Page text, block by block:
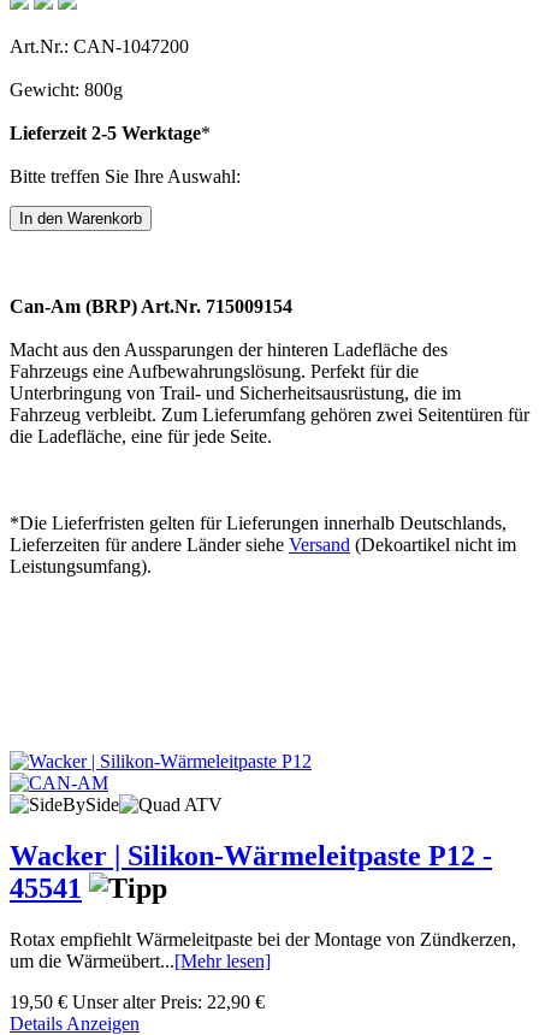
Art.Nr.: CAN-1047200
Gewicht: 800g
Lieferzeit 2-5 Werktage*
Bitte treffen Sie Ihre Auswahl:
Can-Am (BRP) Art.Nr. 715009154
Macht aus den Aussparungen der hinteren Ladefläche des
Fahrzeugs eine Aufbewahrungslösung. Perfekt für die
Unterbringung von Trail- und Sicherheitsausrüstung, die im
Fahrzeug verbleibt. Zum Lieferumfang gehören zwei Seitentüren für
die Ladefläche, eine für jede Seite.
*Die Lieferfristen gelten für Lieferungen innerhalb Deutschlands,
Lieferzeiten für andere Länder siehe Versand (Dekoartikel nicht im
Leistungsumfang).
Wacker | Silikon-Wärmeleitpaste P12 -
45541
Rotax empfiehlt Wärmeleitpaste bei der Montage von Zündkerzen,
um die Wärmeübert...[Mehr lesen]
19,50 € Unser alter Preis: 22,90 €
Details Anzeigen